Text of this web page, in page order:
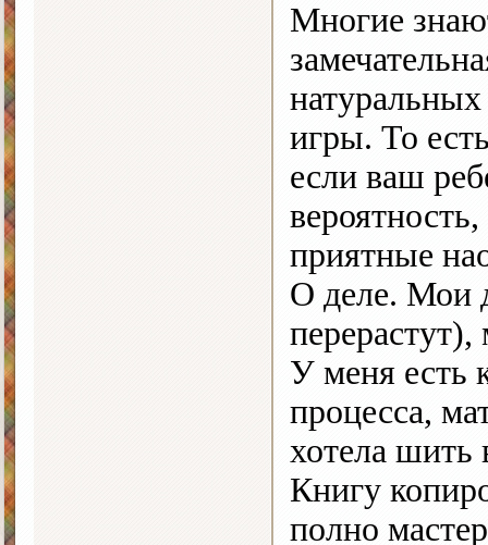
Многие
игры. То
если ваш
приятные
О деле. Мои
У меня есть
процесса,
хотела шить
Книгу
полно